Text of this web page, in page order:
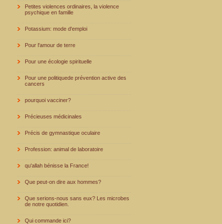
Petites violences ordinaires, la violence
psychique en famille
Potassium: mode d'emploi
Pour l'amour de terre
Pour une écologie spirituelle
Pour une politiquede prévention active des
cancers
pourquoi vacciner?
Précieuses médicinales
Précis de gymnastique oculaire
Profession: animal de laboratoire
qu'allah bénisse la France!
Que peut-on dire aux hommes?
Que serions-nous sans eux? Les microbes
de notre quotidien.
Qui commande ici?